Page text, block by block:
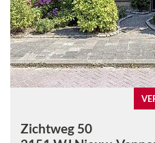
Zichtweg 50